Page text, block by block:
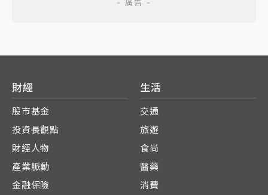
財經
股市基金
投資長觀點
財經人物
產業脈動
金融保險
生活
交通
旅遊
食尚
醫藥
消費